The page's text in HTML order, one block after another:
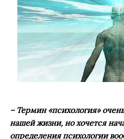
– Термин «психология»
нашей жизни, но хочется
определения психологии